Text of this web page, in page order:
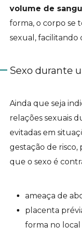
volume de
forma, o corpo se
sexual, facilitando
Sexo durante
Ainda que seja
relações sexuais
evitadas em
gestação de risco,
que o sexo é
ameaça de
placenta
forma no